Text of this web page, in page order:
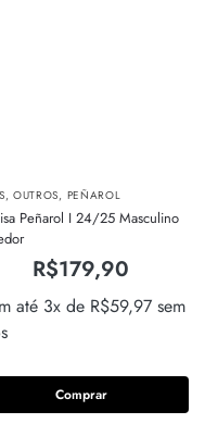
, OUTROS, PEÑAROL
Peñarol I 24/25 Masculino
R$179,90
até 3x de R$59,97 sem
Comprar